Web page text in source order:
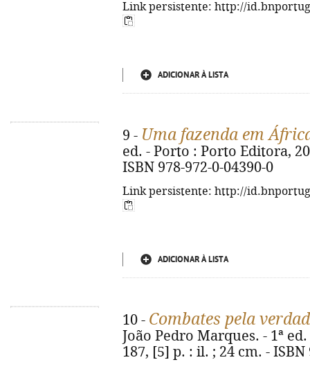
Link persistente: http://
ADICIONAR À LISTA
9 - Uma fazenda em
ed. - Porto : Porto Editora,
ISBN 978-972-0-04390-0
Link persistente: http://
ADICIONAR À LISTA
10 - Combates pela
João Pedro Marques. - 1ª
187, [5] p. : il. ; 24 cm. - ISBN